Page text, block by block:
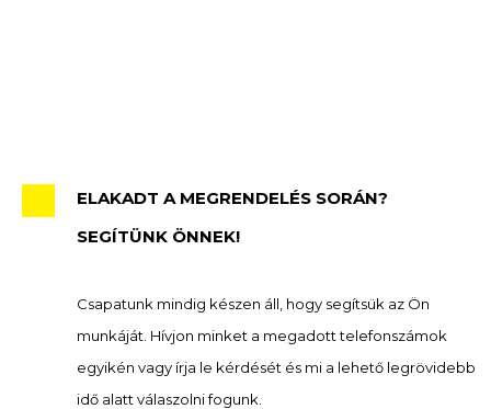
ELAKADT A MEGRENDELÉS SORÁN?
SEGÍTÜNK ÖNNEK!
Csapatunk mindig készen áll, hogy segítsük az Ön
munkáját. Hívjon minket a megadott telefonszámok
egyikén vagy írja le kérdését és mi a lehető legrövidebb
idő alatt válaszolni fogunk.